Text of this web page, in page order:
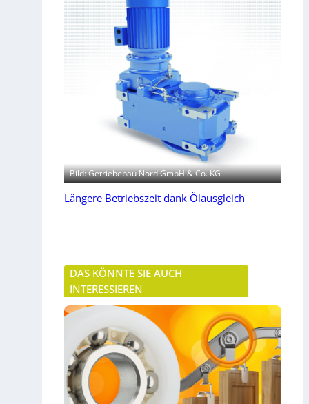
Bild: Getriebebau Nord GmbH & Co. KG
Längere Betriebszeit dank Ölausgleich
DAS KÖNNTE SIE AUCH
INTERESSIEREN